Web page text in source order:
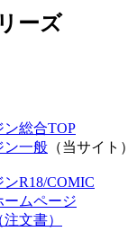
ーズ
ン総合TOP
ン一般 （当サイト）
R18/COMIC
ームページ
文書）